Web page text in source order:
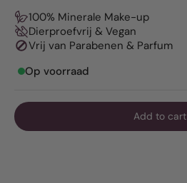
100% Minerale Make-up
Dierproefvrij & Vegan
Vrij van Parabenen & Parfum
Op voorraad
Add to cart